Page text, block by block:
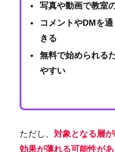
写真や動画で教室
コメントやDMを
きる
無料で始められる
やすい
ただし、 対象となる層
効果が薄れる可能性が